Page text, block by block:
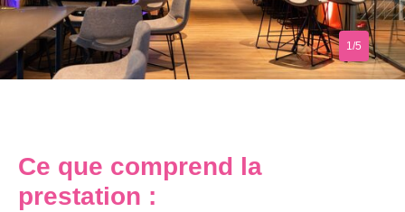
1/5
Ce que comprend la
prestation :